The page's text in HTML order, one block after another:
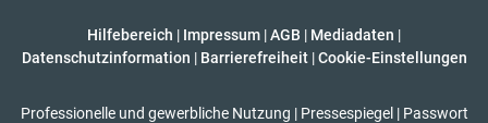
Hilfebereich | Impressum |AGB | Mediadaten |
Datenschutzinformation | Barrierefreiheit | Cookie-Einstellungen
Professionelle und gewerbliche Nutzung | Pressespiegel | Passwort